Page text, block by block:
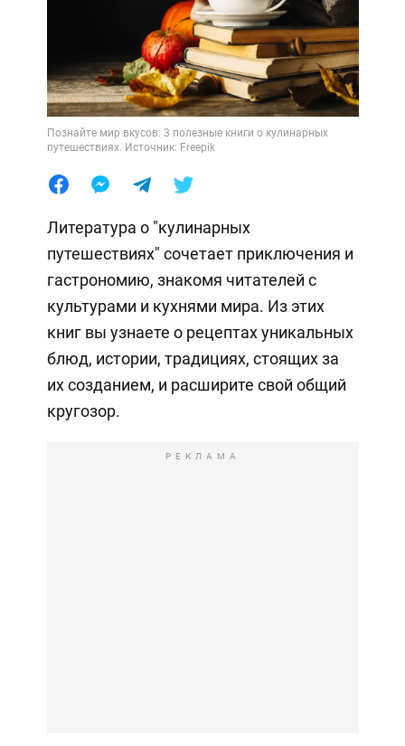
Познайте мир вкусов: 3 полезные книги о кулинарных
путешествиях. Источник: Freepik
Литература о "кулинарных
путешествиях" сочетает приключения и
гастрономию, знакомя читателей с
культурами и кухнями мира. Из этих
книг вы узнаете о рецептах уникальных
блюд, истории, традициях, стоящих за
их созданием, и расширите свой общий
кругозор.
РЕКЛАМА